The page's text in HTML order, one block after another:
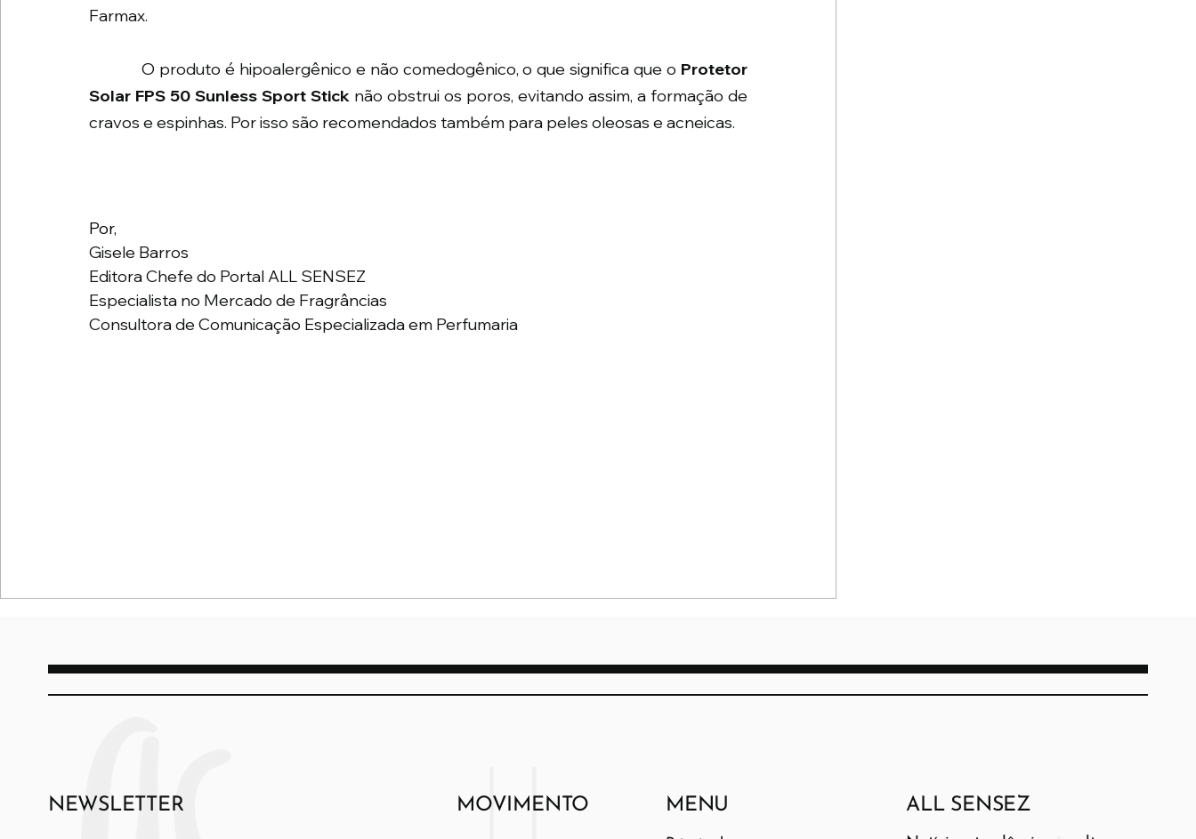
Farmax.
            O produto é hipoalergênico e não comedogênico, o que significa que o
Protetor
Solar FPS 50 Sunless Sport Stick não obstrui os poros, evitando assim, a formação de
cravos e espinhas. Por isso são recomendados também para peles oleosas e acneicas.
Por,
Gisele Barros
Editora Chefe do Portal ALL SENSEZ
Especialista no Mercado de Fragrâncias
Consultora de Comunicação Especializada em Perfumaria
NEWSLETTER MOVIMENTO MENU ALL SENSEZ